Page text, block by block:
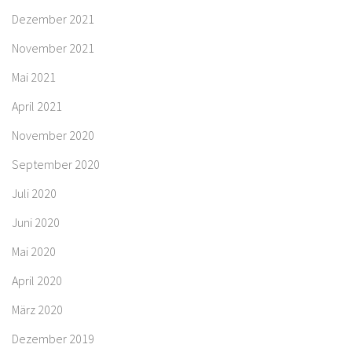
Dezember 2021
November 2021
Mai 2021
April 2021
November 2020
September 2020
Juli 2020
Juni 2020
Mai 2020
April 2020
März 2020
Dezember 2019